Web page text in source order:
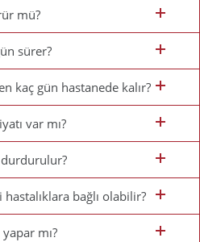
mü?
sürer?
kaç gün hastanede kalır?
var mı?
durdurulur?
bağlı olabilir?
mı?